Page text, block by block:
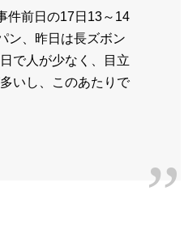
件前日の17日13～14
ン、昨日は長ズボン
で人が少なく、目立
いし、このあたりで